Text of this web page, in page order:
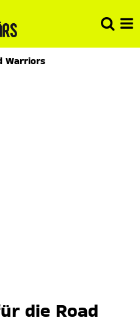
die Road